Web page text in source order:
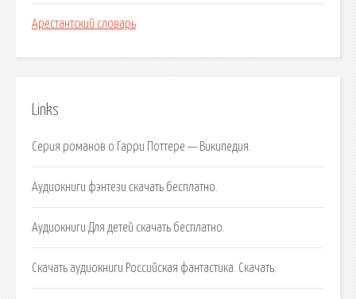
Арестантский словарь
Links
Серия романов о Гарри Поттере — Википедия.
Аудиокниги фэнтези скачать бесплатно.
Аудиокниги Для детей скачать бесплатно.
Скачать аудиокниги Российская фантастика. Скачать.